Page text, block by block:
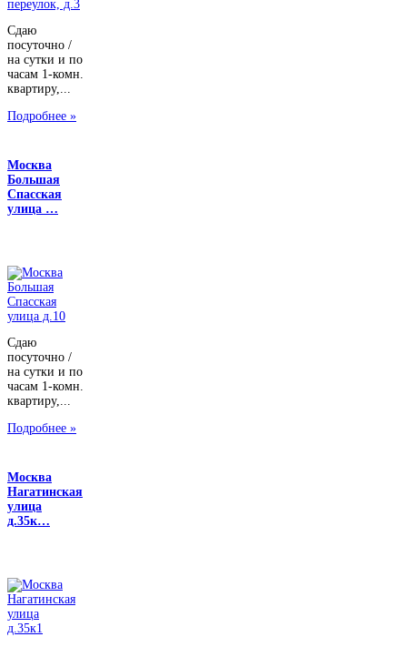
Сдаю
посуточно /
на сутки и по
часам 1-комн.
квартиру,...
Подробнее »
Москва
Большая
Спасская
улица …
Сдаю
посуточно /
на сутки и по
часам 1-комн.
квартиру,...
Подробнее »
Москва
Нагатинская
улица
д.35к…